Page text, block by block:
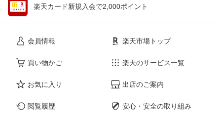
楽天カード新規入会で2,000ポイント
会員情報
買い物かご
お気に入り
閲覧履歴
楽天市場トップ
楽天のサービス一覧
出店のご案内
安心・安全の取り組み